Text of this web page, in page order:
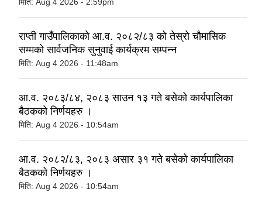
राप्ती गाउँपालिकाको आ.व. २०८२/८३ को तेस्रो चौमासिक
सम्मको सार्वजनिक सुनुवाई कार्यक्रम सम्पन्न
मिति: Aug 4 2026 - 11:48am
आ.व. २०८३/८४, २०८३ साउन १३ गते बसेको कार्यपालिका
बैठकको निर्णयहरु ।
मिति: Aug 4 2026 - 10:54am
आ.व. २०८२/८३, २०८३ असार ३१ गते बसेको कार्यपालिका
बैठकको निर्णयहरु ।
मिति: Aug 4 2026 - 10:54am